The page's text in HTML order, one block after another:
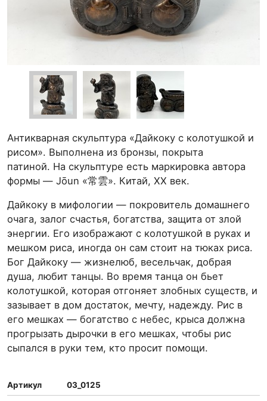
Антикварная скульптура «Дайкоку с колотушкой и
рисом». Выполнена из бронзы, покрыта
патиной. На скульптуре есть маркировка автора
формы — Jōun «常雲». Китай, ХХ век.
Дайкоку в мифологии — покровитель домашнего
очага, залог счастья, богатства, защита от злой
энергии. Его изображают с колотушкой в руках и
мешком риса, иногда он сам стоит на тюках риса.
Бог Дайкоку — жизнелюб, весельчак, добрая
душа, любит танцы. Во время танца он бьет
колотушкой, которая отгоняет злобных существ, и
зазывает в дом достаток, мечту, надежду. Рис в
его мешках — богатство с небес, крыса должна
прогрызать дырочки в его мешках, чтобы рис
сыпался в руки тем, кто просит помощи.
Артикул 03_0125